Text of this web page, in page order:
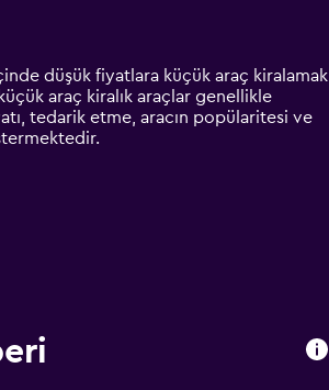
düşük fiyatlara küçük araç kiralamak
araç kiralık araçlar genellikle
tedarik etme, aracın popülaritesi ve